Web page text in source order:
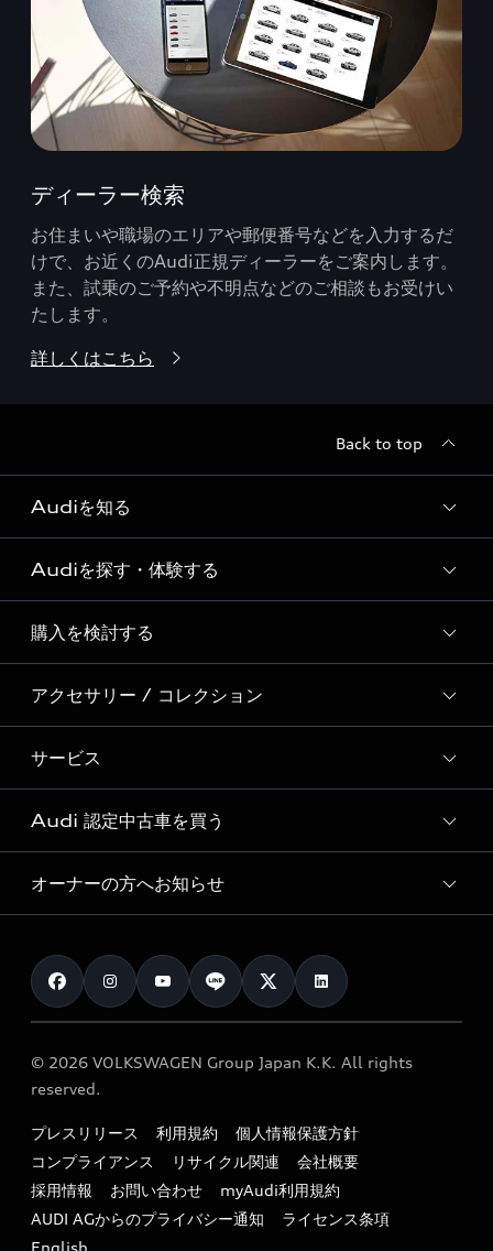
ディーラー検索
お住まいや職場のエリアや郵便番号などを入力するだ
けで、お近くのAudi正規ディーラーをご案内します。
また、試乗のご予約や不明点などのご相談もお受けい
たします。
詳しくはこちら
Back to top
Audiを知る
Audi ブランド
Story of Progress
Audi Sport
Formula 1®
デジタルサービス
Audiを探す・体験する
ディーラー検索
新車在庫検索
試乗車・展示車検索
見積もり依頼
試乗予約
購入を検討する
モデル一覧
特別仕様モデル / 限定モデル
e-tronラインアップ
価格シミュレーション
車両比較
カタログ一覧
アクセサリー / コレクション
純正アクセサリー
オンラインショップ
Audi collection
アウディナビアプリ
サービス
サービス入庫予約
サービスプログラム
メンテナンス
車検 / 定期点検
e-tronアフターサポート
myAudi
Audi 認定中古車を買う
Audi認定中古車
クオリティ
保証
メンテナンス
ファイナンス
キャンペーン / イベント
買取査定
オーナーの方へお知らせ
お知らせ
オーナー様向けキャンペーン
特定整備適用車一覧
リサイクル法
よくある質問（FAQ）
© 2026 VOLKSWAGEN Group Japan K.K. All rights
reserved.
プレスリリース 利用規約
個人情報保護方針
コンプライアンス
リサイクル関連
会社概要
採用情報
お問い合わせ
myAudi利用規約
AUDI AGからのプライバシー通知
ライセンス条項
English